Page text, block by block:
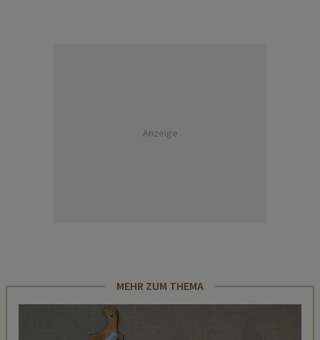
Anzeige
MEHR ZUM THEMA